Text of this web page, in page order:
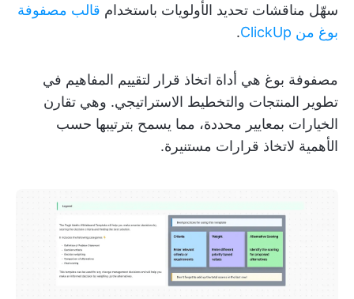
سهّل مناقشات تحديد الأولويات باستخدام قالب مصفوفة
بوغ من ClickUp
.
مصفوفة بوغ هي أداة اتخاذ قرار لتقييم المفاهيم في
تطوير المنتجات والتخطيط الاستراتيجي. وهي تقارن
الخيارات بمعايير محددة، مما يسمح بترتيبها حسب
الأهمية لاتخاذ قرارات مستنيرة.